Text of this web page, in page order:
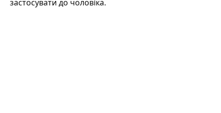
застосувати до чоловіка.